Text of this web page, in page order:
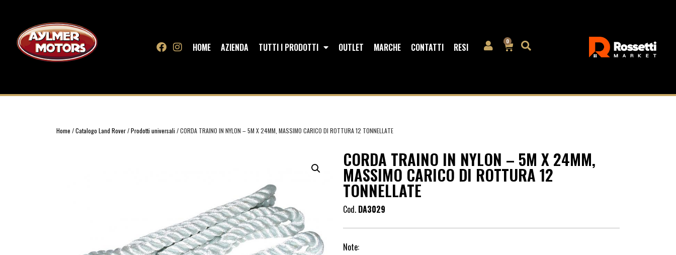
HOME AZIENDA TUTTI I PRODOTTI OUTLET MARCHE CONTATTI RESI 0
Home /Catalogo Land Rover/Prodotti universali / CORDA TRAINO IN NYLON – 5M X 24MM, MASSIMO CARICO DI ROTTURA 12 TONNELLATE
CORDA TRAINO IN NYLON – 5M X 24MM,
MASSIMO CARICO DI ROTTURA 12
TONNELLATE
Cod. DA3029
Note: